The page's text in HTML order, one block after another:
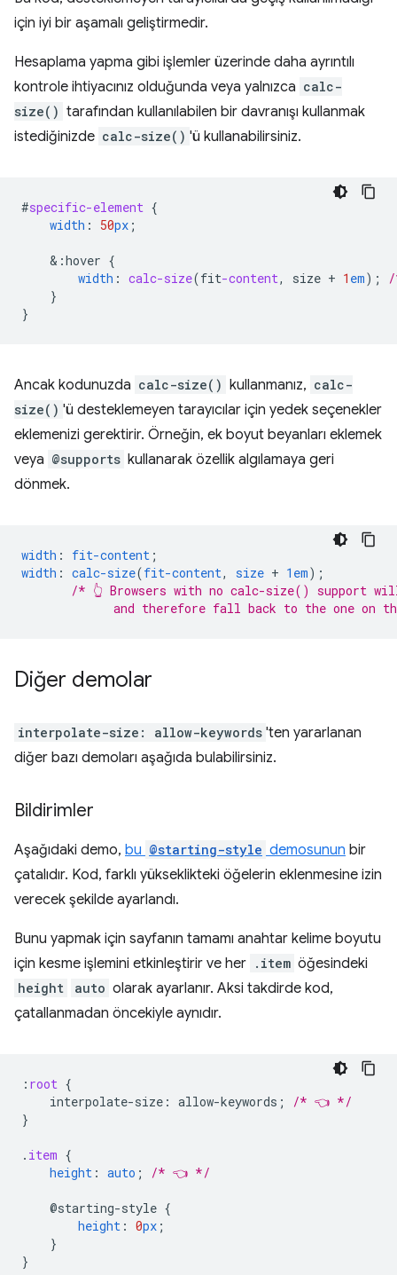
için iyi bir aşamalı geliştirmedir.
Hesaplama yapma gibi işlemler üzerinde daha ayrıntılı
kontrole ihtiyacınız olduğunda veya yalnızca calc-
size() tarafından kullanılabilen bir davranışı kullanmak
istediğinizde calc-size() 'ü kullanabilirsiniz.
#specific-element {
width : 50px ;
& :hover {
width : calc-size(fit-content, size + 1 em);
}
}
Ancak kodunuzda calc-size() kullanmanız, calc-
size() 'ü desteklemeyen tarayıcılar için yedek seçenekler
eklemenizi gerektirir. Örneğin, ek boyut beyanları eklemek
veya @supports kullanarak özellik algılamaya geri
dönmek.
width : fit-content ;
width : calc-size(fit-content, size + 1em);
/* 👆 Browsers with no calc-size() support
and therefore fall back to the one on
Diğer demolar
interpolate-size: allow-keywords 'ten yararlanan
diğer bazı demoları aşağıda bulabilirsiniz.
Bildirimler
Aşağıdaki demo, bu @starting-style demosunun bir
çatalıdır. Kod, farklı yükseklikteki öğelerin eklenmesine izin
verecek şekilde ayarlandı.
Bunu yapmak için sayfanın tamamı anahtar kelime boyutu
için kesme işlemini etkinleştirir ve her .item öğesindeki
height auto olarak ayarlanır. Aksi takdirde kod,
çatallanmadan öncekiyle aynıdır.
: root {
interpolate-size : allow-keywords ;
/* 👈 */
}
. item {
height : auto ; /* 👈 */
@starting-style {
height : 0px ;
}
}